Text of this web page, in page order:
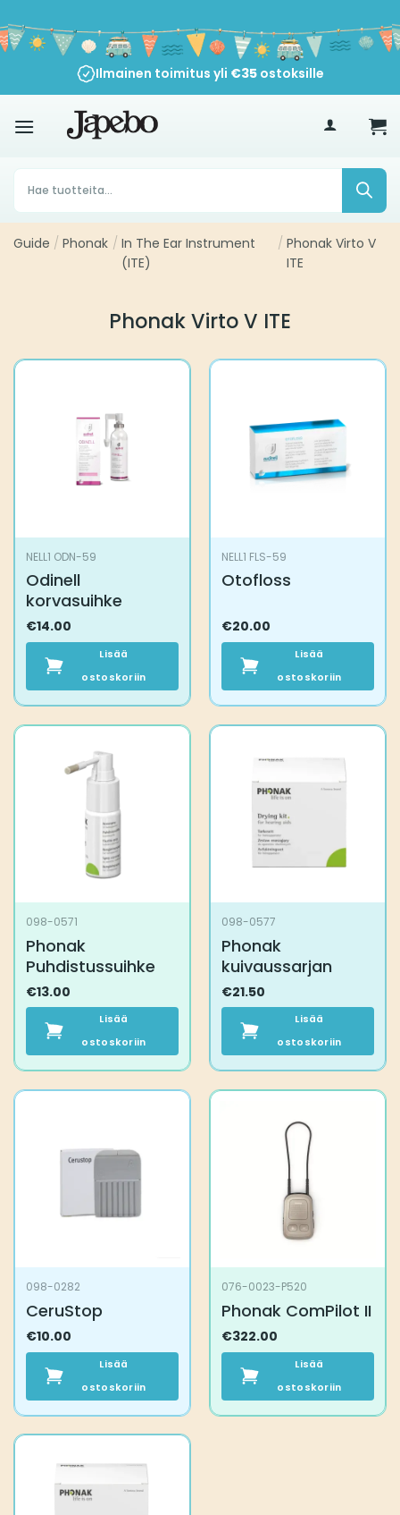
sisältöön
Ilmainen toimitus yli €35ostoksille
Products
search
Guide / Phonak / In The Ear Instrument
(ITE)
/ Phonak Virto V
ITE
Phonak Virto V ITE
NELL1 ODN-59
Odinell
korvasuihke
€14.00
Lisää
ostoskoriin
NELL1 FLS-59
Otofloss
€20.00
Lisää
ostoskoriin
098-0571
Phonak
Puhdistussuihke
€13.00
Lisää
ostoskoriin
098-0577
Phonak
kuivaussarjan
€21.50
Lisää
ostoskoriin
098-0282
CeruStop
€10.00
Lisää
ostoskoriin
076-0023-P520
Phonak ComPilot II
€322.00
Lisää
ostoskoriin